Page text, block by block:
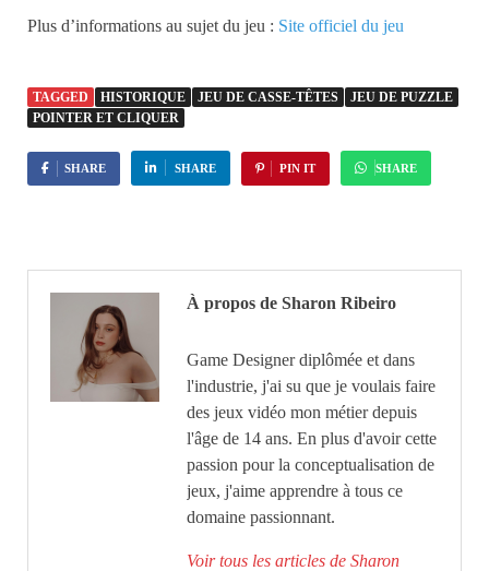
Plus d’informations au sujet du jeu : Site officiel du jeu
TAGGED HISTORIQUE JEU DE CASSE-TÊTES
JEU DE PUZZLE
POINTER ET CLIQUER
SHARE SHARE PIN IT SHARE
À propos de Sharon Ribeiro
Game Designer diplômée et dans
l'industrie, j'ai su que je voulais faire
des jeux vidéo mon métier depuis
l'âge de 14 ans. En plus d'avoir cette
passion pour la conceptualisation de
jeux, j'aime apprendre à tous ce
domaine passionnant.
Voir tous les articles de Sharon